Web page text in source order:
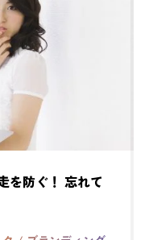
を防ぐ！ 忘れて